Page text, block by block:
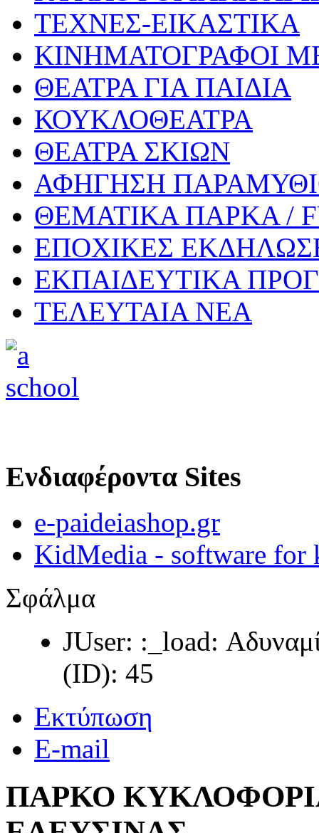
ΤΕΧΝΕΣ-ΕΙΚΑΣΤΙΚΑ
ΚΙΝΗΜΑΤΟΓΡΑΦΟΙ
ΘΕΑΤΡΑ ΓΙΑ ΠΑΙΔΙΑ
ΚΟΥΚΛΟΘΕΑΤΡΑ
ΘΕΑΤΡΑ ΣΚΙΩΝ
ΑΦΗΓΗΣΗ
ΘΕΜΑΤΙΚΑ ΠΑΡΚΑ /
ΕΠΟΧΙΚΕΣ
ΕΚΠΑΙΔΕΥΤΙΚΑ
ΤΕΛΕΥΤΑΙΑ ΝΕΑ
Ενδιαφέροντα Sites
e-paideiashop.gr
KidMedia - software for
Σφάλμα
JUser: :_load:
(ID): 45
Εκτύπωση
E-mail
ΠΑΡΚΟ